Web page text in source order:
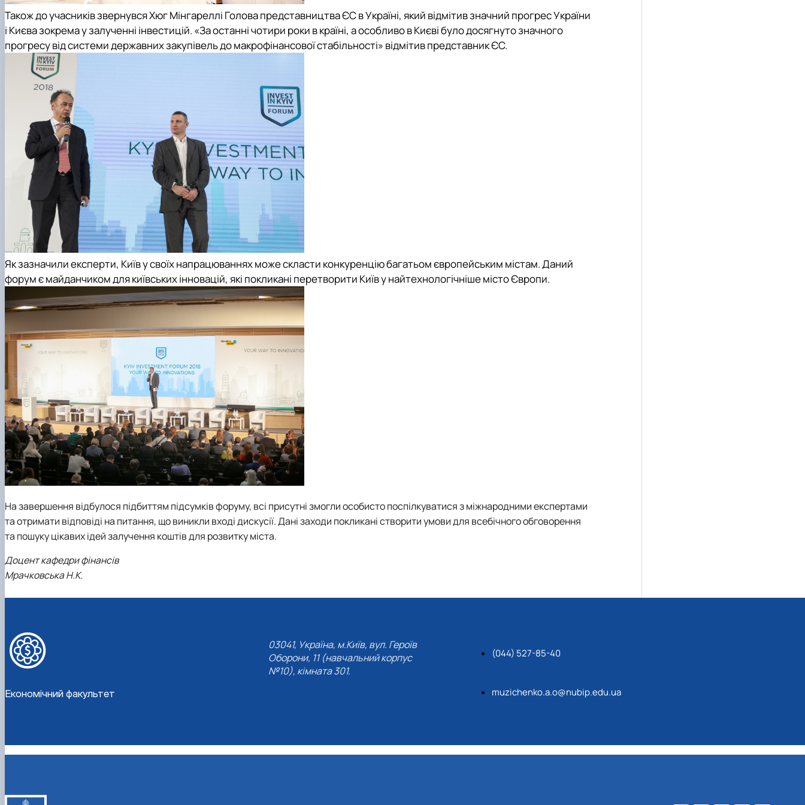
Також до учасників звернувсяХюг Мінгареллі Голова представництва ЄС в Україні, який відмітив значний прогрес України
і Києва зокрема у залученні інвестицій. «За останні чотири роки в країні, а особливо в Києві було досягнуто значного
прогресу від системи державних закупівель до макрофінансової стабільності» відмітив представник ЄС.
Як зазначили експерти, Київ у своїх напрацюваннях може скласти конкуренцію багатьом європейським містам. Даний
форум є майданчиком для київських інновацій, які покликані перетворити Київ у найтехнологічніше місто Європи.
На завершення відбулося підбиттям підсумків форуму, всі присутні змогли особисто поспілкуватися з міжнародними експертами
та отримати відповіді на питання, що виникли вході дискусії. Дані заходи покликані створити умови для всебічного обговорення
та пошуку цікавих ідей залучення коштів для розвитку міста.
Доцент кафедри фінансів
Мрачковська Н.К.
Економічний факультет
03041, Україна, м.Київ, вул. Героїв
Оборони, 11 (навчальний корпус
№10), кімната 301.
(044) 527-85-40
muzichenko.a.o@nubip.edu.ua